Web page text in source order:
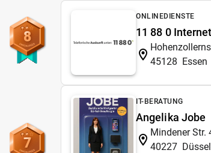
8
ONLINEDIENSTE
11 88 0
45128 Essen
7
IT-BERATUNG
Angelika Jobe
Mindener Str.
40227